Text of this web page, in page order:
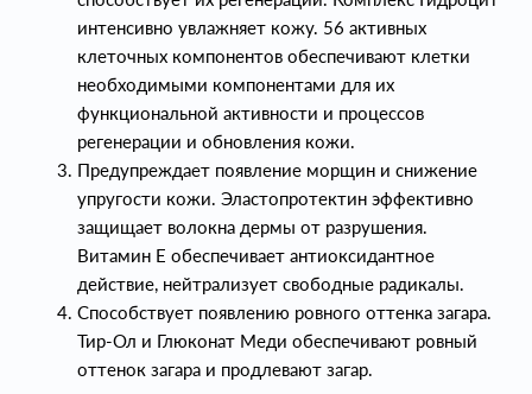
интенсивно увлажняет кожу. 56 активных
клеточных компонентов обеспечивают клетки
необходимыми компонентами для их
функциональной активности и процессов
регенерации и обновления кожи.
Предупреждает появление морщин и снижение
упругости кожи. Эластопротектин эффективно
защищает волокна дермы от разрушения.
Витамин Е обеспечивает антиоксидантное
действие, нейтрализует свободные радикалы.
Способствует появлению ровного оттенка загара.
Тир-Ол и Глюконат Меди обеспечивают ровный
оттенок загара и продлевают загар.